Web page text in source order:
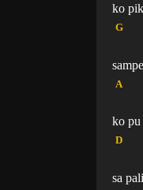
ko
G
A
ko pu
D
sa